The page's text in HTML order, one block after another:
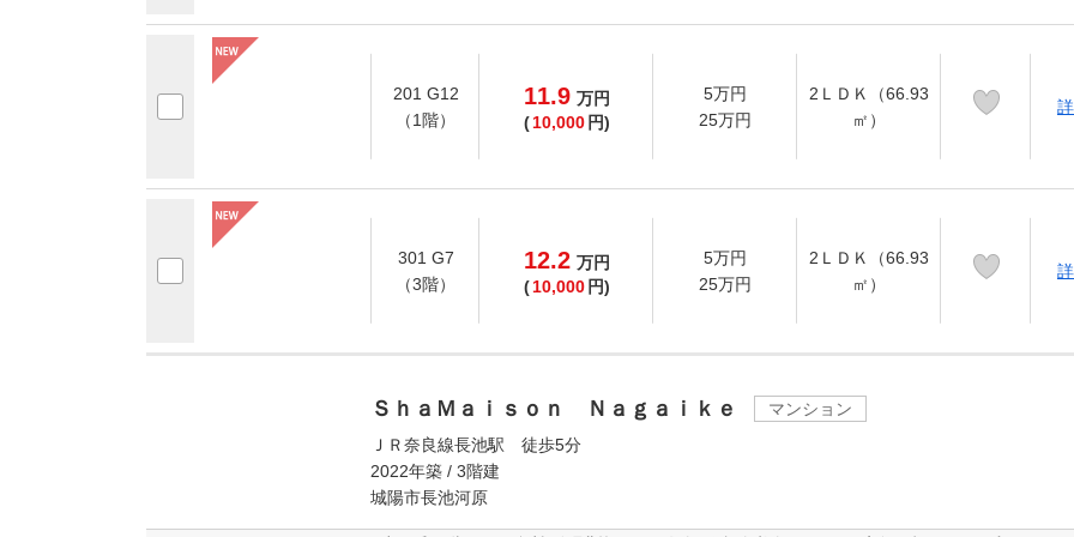
201 G12
（1階）
11.9 万円
( 10,000 円)
5万円
25万円
2ＬＤＫ（66.93
㎡）
301 G7
（3階）
12.2 万円
( 10,000 円)
5万円
25万円
2ＬＤＫ（66.93
㎡）
ＳｈａＭａｉｓｏｎ Ｎａｇａｉｋｅ
マンション
ＪＲ奈良線長池駅 徒歩5分
2022年築 / 3階建
城陽市長池河原